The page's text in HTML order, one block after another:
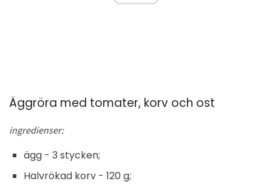
Äggröra med tomater, korv och ost
ingredienser:
ägg - 3 stycken;
Halvrökad korv - 120 g;